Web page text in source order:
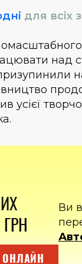
для всіх
над
усієї
ГРН
ОНЛАЙН
Ви